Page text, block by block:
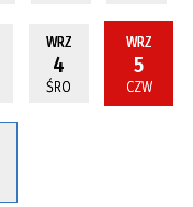
WRZ
4
ŚRO
WRZ
5
CZW